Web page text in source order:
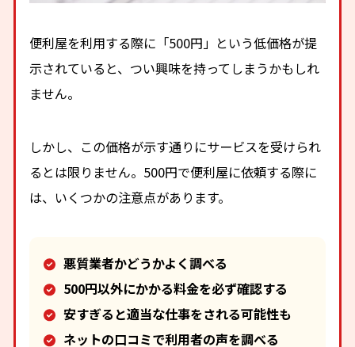
便利屋を利用する際に「500円」という低価格が提
示されていると、つい興味を持ってしまうかもしれ
ません。
しかし、この価格が示す通りにサービスを受けられ
るとは限りません。500円で便利屋に依頼する際に
は、いくつかの注意点があります。
悪質業者かどうかよく調べる
500円以外にかかる料金を必ず確認する
安すぎると適当な仕事をされる可能性も
ネットの口コミで利用者の声を調べる